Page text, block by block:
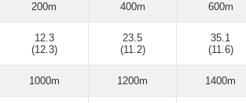
200m 400m 600m
12.3
(12.3)
23.5
(11.2)
35.1
(11.6)
1000m 1200m 1400m